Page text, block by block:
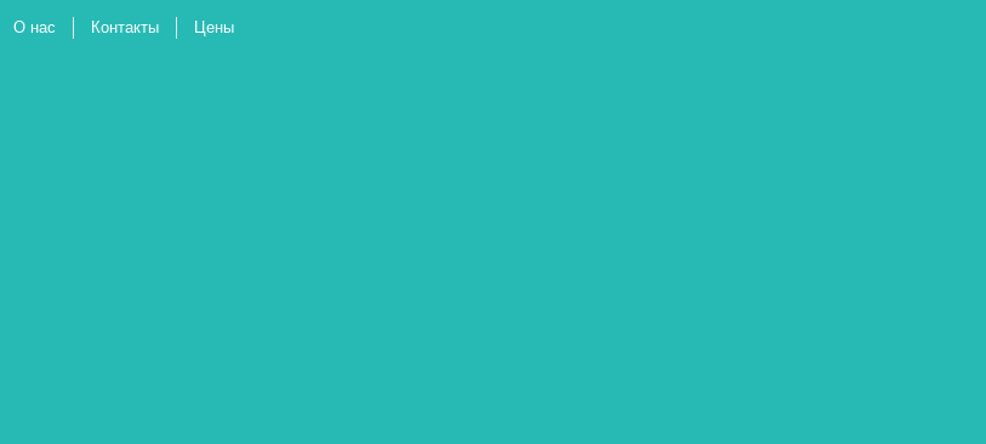
О нас Контакты Цены